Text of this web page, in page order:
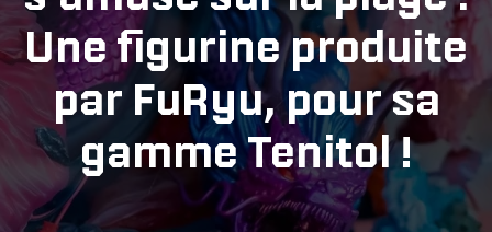
Une figurine produite
par FuRyu, pour sa
gamme Tenitol !